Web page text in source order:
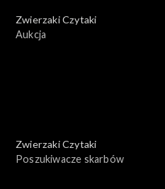
Zwierzaki Czytaki
Aukcja
Zwierzaki Czytaki
Poszukiwacze skarbów